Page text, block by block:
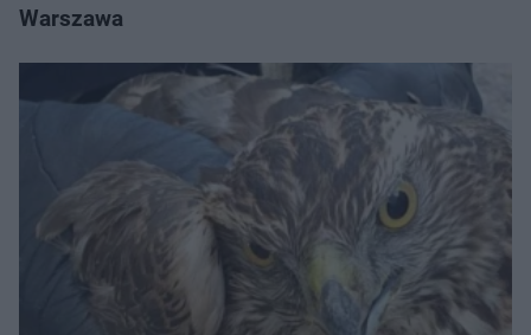
Warszawa